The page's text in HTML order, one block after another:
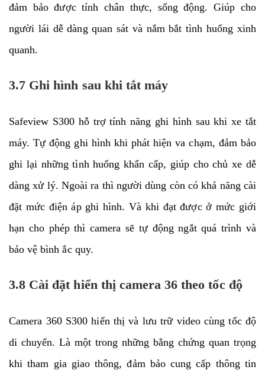
đảm bảo được tính chân thực, sống động. Giúp cho
người lái dễ dàng quan sát và nắm bắt tình huống xinh
quanh.
3.7 Ghi hình sau khi tắt máy
Safeview S300 hỗ trợ tính năng ghi hình sau khi xe tắt
máy. Tự động ghi hình khi phát hiện va chạm, đảm bảo
ghi lại những tình huống khẩn cấp, giúp cho chủ xe dễ
dàng xử lý. Ngoài ra thì người dùng còn có khả năng cài
đặt mức điện áp ghi hình. Và khi đạt được ở mức giới
hạn cho phép thì camera sẽ tự động ngắt quá trình và
bảo vệ bình ắc quy.
3.8 Cài đặt hiển thị camera 36 theo tốc độ
Camera 360 S300 hiển thị và lưu trữ video cùng tốc độ
di chuyển. Là một trong những bằng chứng quan trọng
khi tham gia giao thông, đảm bảo cung cấp thông tin